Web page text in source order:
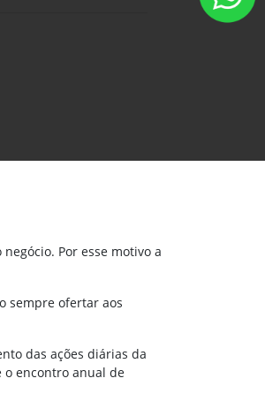
Por esse motivo a
sempre ofertar aos
das ações diárias da
o encontro anual de